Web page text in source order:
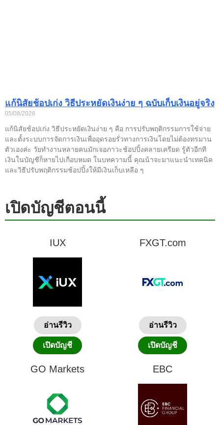
แก้นิสัยช้อปเก่ง วิธีประหยัดเงินง่าย ๆ ฉบับเก็บเงินอยู่จริง
05/08/2026
แก้นิสัยช้อปเก่ง วิธีประหยัดเงินง่าย ๆ คือ การปรับพฤติกรรมการใช้จ่าย
และตั้งระบบการจัดการเงินเพื่ออุดรอยรั่วทางการเงินโดยไม่ต้องทรมาน
ตัวเองค่ะ วัยทำงานหลายคนมักเจอภาวะช้อปปิ้งคลายเครียด รู้ตัวอีกที
เงินในบัญชีก็หายไปเกือบหมด ในบทความนี้ คุณน้าจะมาแนะนำเทคนิค
และวิธีปรับพฤติกรรมช้อปปิ้งให้มีเงินเก็บเหลือ ๆ
เปิดบัญชีตอนนี้
IUX
อ่านรีวิว
เปิดบัญชี
FXGT.com
อ่านรีวิว
เปิดบัญชี
GO Markets EBC